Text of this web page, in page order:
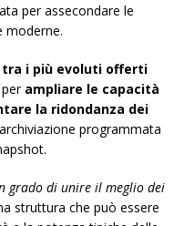
per assecondare le
moderne.
tra i più evoluti offerti
per ampliare le capacità
la ridondanza dei
programmata
grado di unire il meglio dei
struttura che può essere